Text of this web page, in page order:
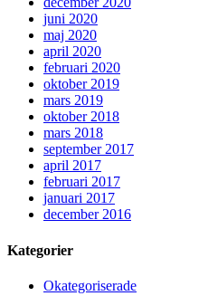
juni 2020
maj 2020
april 2020
februari 2020
oktober 2019
mars 2019
oktober 2018
mars 2018
september 2017
april 2017
februari 2017
januari 2017
december 2016
Kategorier
Okategoriserade